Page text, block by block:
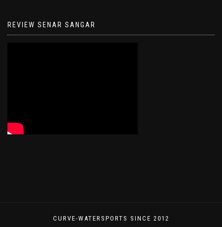
REVIEW SENAR SANGAR
CURVE-WATERSPORTS SINCE 2012